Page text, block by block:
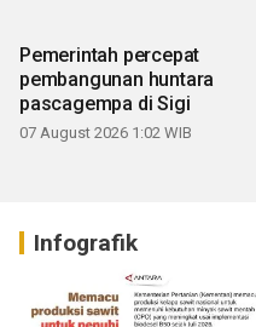
Pemerintah percepat
pembangunan huntara
pascagempa di Sigi
07 August 2026 1:02 WIB
Infografik